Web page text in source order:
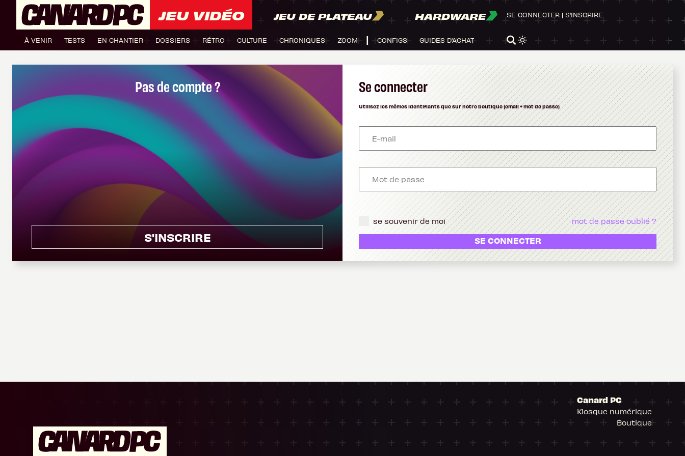
JEU VIDÉO JEU DE PLATEAU HARDWARE
À VENIR TESTS EN CHANTIER DOSSIERS RÉTRO CULTURE CHRONIQUES ZOOM CONFIGS GUIDES D'ACHAT
SE CONNECTER | S'INSCRIRE
Pas de compte ?
S'INSCRIRE
Se connecter
Utilisez les mêmes identifiants que sur notre boutique (email + mot de passe)
se souvenir de moi mot de passe oublié ?
SE CONNECTER
Canard PC
Kiosque numérique
Boutique